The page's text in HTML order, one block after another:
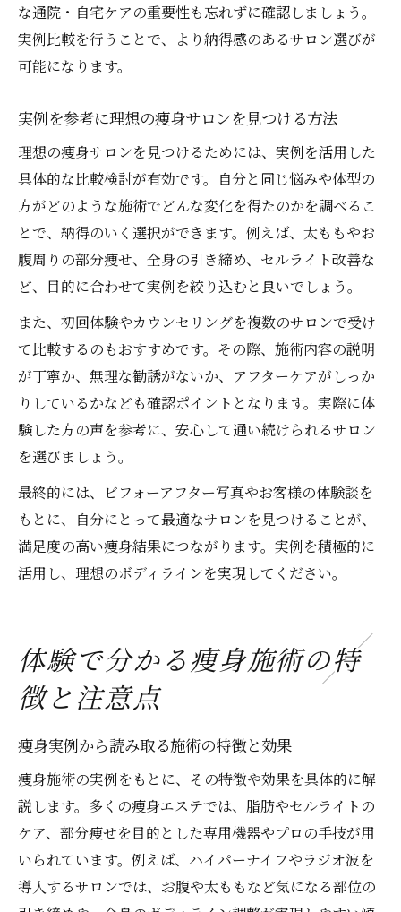
な通院・自宅ケアの重要性も忘れずに確認しましょう。
実例比較を行うことで、より納得感のあるサロン選びが
可能になります。
実例を参考に理想の痩身サロンを見つける方法
理想の痩身サロンを見つけるためには、実例を活用した
具体的な比較検討が有効です。自分と同じ悩みや体型の
方がどのような施術でどんな変化を得たのかを調べるこ
とで、納得のいく選択ができます。例えば、太ももやお
腹周りの部分痩せ、全身の引き締め、セルライト改善な
ど、目的に合わせて実例を絞り込むと良いでしょう。
また、初回体験やカウンセリングを複数のサロンで受け
て比較するのもおすすめです。その際、施術内容の説明
が丁寧か、無理な勧誘がないか、アフターケアがしっか
りしているかなども確認ポイントとなります。実際に体
験した方の声を参考に、安心して通い続けられるサロン
を選びましょう。
最終的には、ビフォーアフター写真やお客様の体験談を
もとに、自分にとって最適なサロンを見つけることが、
満足度の高い痩身結果につながります。実例を積極的に
活用し、理想のボディラインを実現してください。
体験で分かる痩身施術の特
徴と注意点
痩身実例から読み取る施術の特徴と効果
痩身施術の実例をもとに、その特徴や効果を具体的に解
説します。多くの痩身エステでは、脂肪やセルライトの
ケア、部分痩せを目的とした専用機器やプロの手技が用
いられています。例えば、ハイパーナイフやラジオ波を
導入するサロンでは、お腹や太ももなど気になる部位の